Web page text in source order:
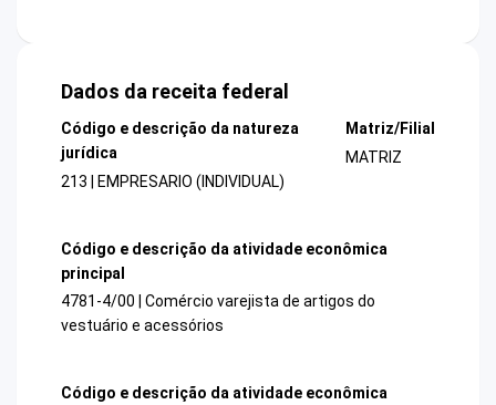
Dados da receita federal
Código e descrição da natureza
jurídica
213 | EMPRESARIO (INDIVIDUAL)
Matriz/Filial
MATRIZ
Código e descrição da atividade econômica
principal
4781-4/00 | Comércio varejista de artigos do
vestuário e acessórios
Código e descrição da atividade econômica